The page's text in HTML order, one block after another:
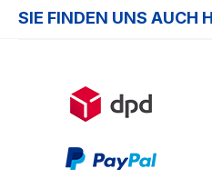
SIE FINDEN UNS AUCH